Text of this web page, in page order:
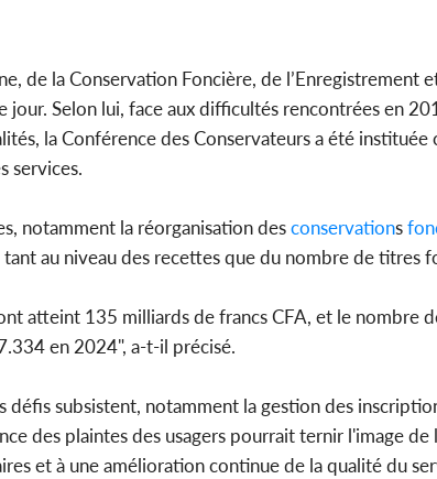
de la Conservation Foncière, de l’Enregistrement
jour. Selon lui, face aux difficultés rencontrées en
la Conférence des Conservateurs a été
services.
notamment la réorganisation desconservations
tant au niveau des recettes que du nombre de titres
atteint 135 milliards de francs CFA, et le nombre
en 2024", a-t-il précisé.
défis subsistent, notamment la gestion des
des plaintes des usagers pourrait ternir l'image
et à une amélioration continue de la qualité du